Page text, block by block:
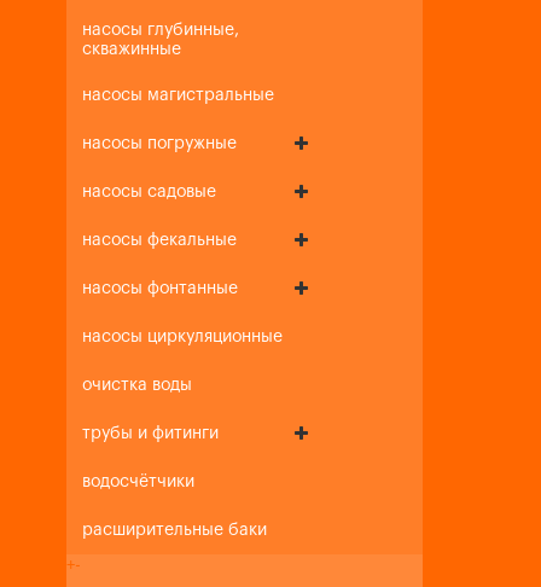
насосы глубинные,
скважинные
насосы магистральные
насосы погружные
насосы садовые
насосы фекальные
насосы фонтанные
насосы циркуляционные
очистка воды
трубы и фитинги
водосчётчики
расширительные баки
+-